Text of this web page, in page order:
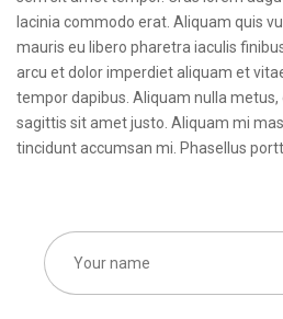
lacinia commodo erat. Aliquam quis
mauris eu libero pharetra iaculis
arcu et dolor imperdiet aliquam et
tempor dapibus. Aliquam nulla
sagittis sit amet justo. Aliquam mi
tincidunt accumsan mi. Phasellus